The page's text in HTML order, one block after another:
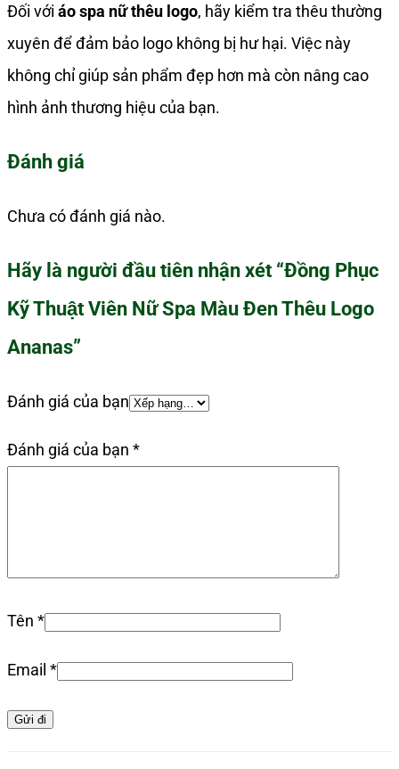
Đối với áo spa nữ thêu logo, hãy kiểm tra thêu thường
xuyên để đảm bảo logo không bị hư hại. Việc này
không chỉ giúp sản phẩm đẹp hơn mà còn nâng cao
hình ảnh thương hiệu của bạn.
Đánh giá
Chưa có đánh giá nào.
Hãy là người đầu tiên nhận xét “Đồng Phục
Kỹ Thuật Viên Nữ Spa Màu Đen Thêu Logo
Ananas”
Đánh giá của bạn
Đánh giá của bạn *
Tên *
Email *